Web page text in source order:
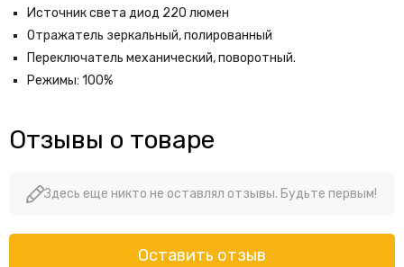
Источник света диод 220 люмен
Отражатель зеркальный, полированный
Переключатель механический, поворотный.
Режимы: 100%
Отзывы о товаре
Здесь еще никто не оставлял отзывы. Будьте первым!
Оставить отзыв